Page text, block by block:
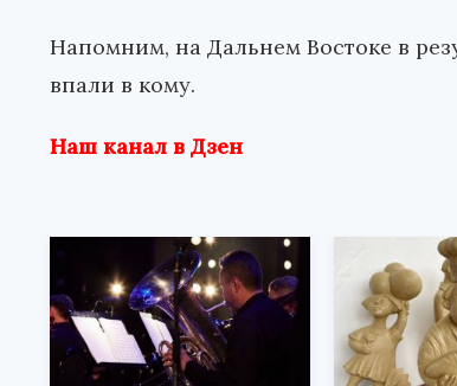
Напомним, на Дальнем Востоке в
впали в кому.
Наш канал в Дзен